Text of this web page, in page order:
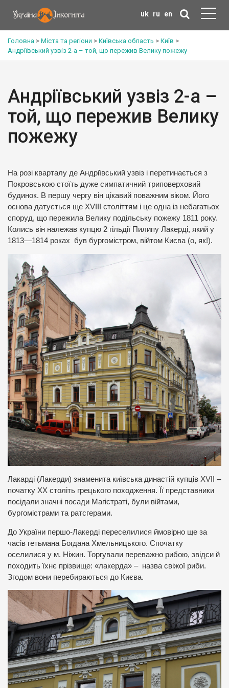
uk ru en
Головна > Міста та регіони > Київська область > Київ >
Андріївський узвіз 2-а – той, що пережив Велику пожежу
Андріївський узвіз 2-а –
той, що пережив Велику
пожежу
На розі кварталу де Андріївський узвіз і перетинається з
Покровською стоїть дуже симпатичний триповерховий
будинок. В першу чергу він цікавий поважним віком. Його
основа датується ще XVIII століттям і це одна із небагатьох
споруд, що пережила Велику подільську пожежу 1811 року.
Колись він належав купцю 2 гільдії Пилипу Лакерді, який у
1813—1814 роках був бургомістром, війтом Києва (о, як!).
Лакарді (Лакерди) знаменита київська династій купців XVII –
початку XX століть грецького походження. Її представники
посідали значні посади Магістраті, були війтами,
бургомістрами та ратсгерами.
До України першо-Лакерді переселилися ймовірно ще за
часів гетьмана Богдана Хмельницького. Спочатку
оселилися у м. Ніжин. Торгували переважно рибою, звідси й
походить їхнє прізвище: «лакерда» – назва свіжої риби.
Згодом вони перебираються до Києва.